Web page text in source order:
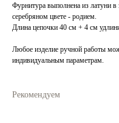
Фурнитура выполнена из латуни
серебряном цвете - родием.
Длина цепочки 40 см + 4 см
Любое изделие ручной работы
индивидуальным параметрам.
Рекомендуем